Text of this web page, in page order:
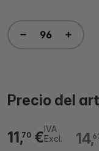
Precio del
14,
11,70 €IVA
Excl.